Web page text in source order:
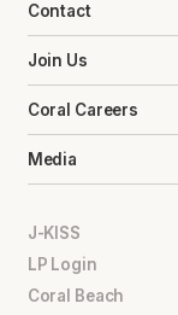
Contact
Join Us
Coral Careers
Media
J-KISS
LP Login
Coral Beach